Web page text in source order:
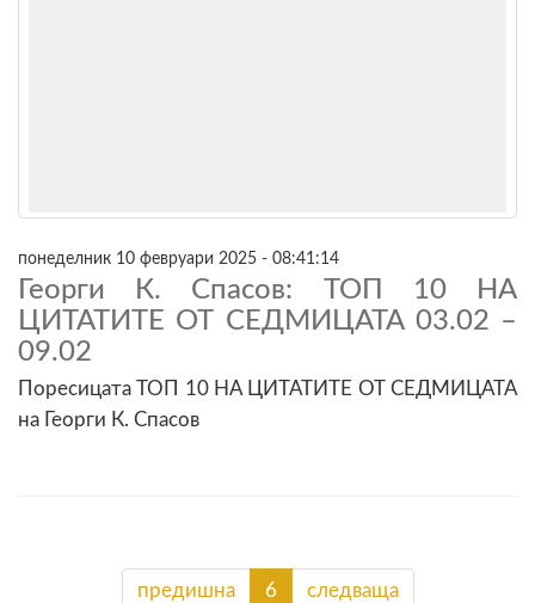
понеделник 10 февруари 2025 - 08:41:14
Георги К. Спасов: ТОП 10 НА
ЦИТАТИТЕ ОТ СЕДМИЦАТА 03.02 –
09.02
Поресицата ТОП 10 НА ЦИТАТИТЕ ОТ СЕДМИЦАТА
на Георги К. Спасов
предишна 6 следваща